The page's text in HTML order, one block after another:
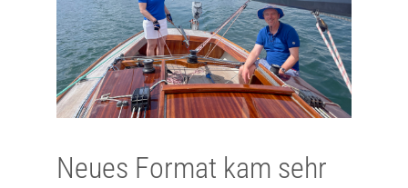
Neues Format kam sehr